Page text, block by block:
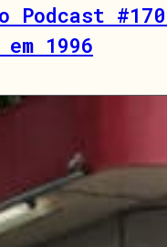
Podcast
em 1996